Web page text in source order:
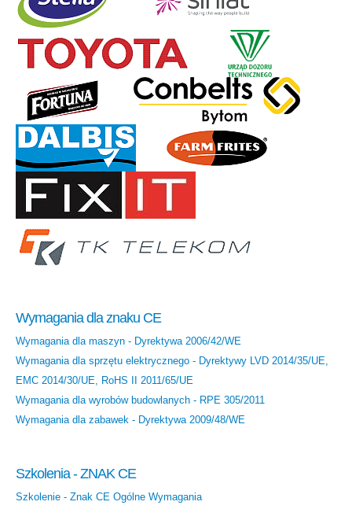
Wymagania dla znaku CE
Wymagania dla maszyn - Dyrektywa 2006/42/WE
Wymagania dla sprzętu elektrycznego - Dyrektywy LVD 2014/35/UE,
EMC 2014/30/UE, RoHS II 2011/65/UE
Wymagania dla wyrobów budowlanych - RPE 305/2011
Wymagania dla zabawek - Dyrektywa 2009/48/WE
Szkolenia - ZNAK CE
Szkolenie - Znak CE Ogólne Wymagania